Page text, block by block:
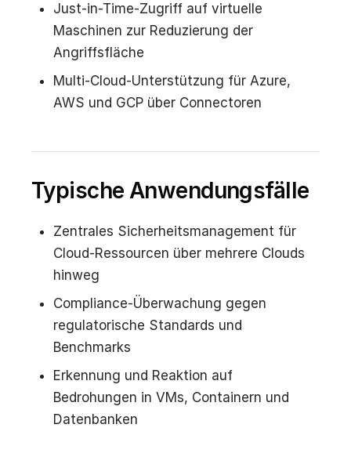
Just-in-Time-Zugriff auf virtuelle
Maschinen zur Reduzierung der
Angriffsfläche
Multi-Cloud-Unterstützung für Azure,
AWS und GCP über Connectoren
Typische Anwendungsfälle
Zentrales Sicherheitsmanagement für
Cloud-Ressourcen über mehrere Clouds
hinweg
Compliance-Überwachung gegen
regulatorische Standards und
Benchmarks
Erkennung und Reaktion auf
Bedrohungen in VMs, Containern und
Datenbanken